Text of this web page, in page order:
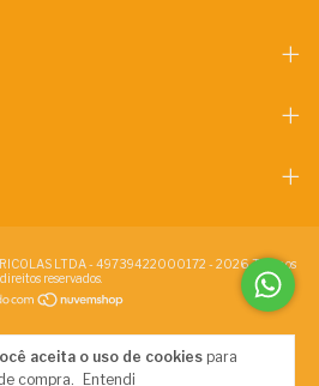
aceita o uso de cookies para
compra.
Entendi
LTDA - 49739422000172 - 2026. Todos os
direitos reservados.